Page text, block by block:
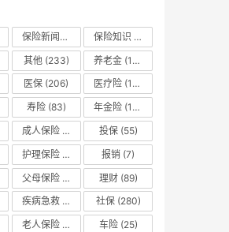
保险新闻资讯 (13)保险知识
其他(233) 养老金 (180)
医保 (206) 医疗险 (175)
寿险(83) 年金险 (185)
成人保险 投保(55)
护理保险 报销 (7)
父母保险 理财(89)
疾病急救 社保(280)
老人保险 车险(25)